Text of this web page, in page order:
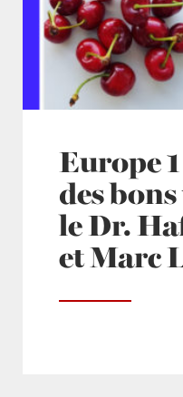
Europe
des
le Dr.
et Marc